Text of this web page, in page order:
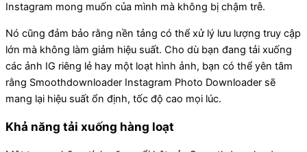
Instagram mong muốn của mình mà không bị chậm trễ.
Nó cũng đảm bảo rằng nền tảng có thể xử lý lưu lượng truy cập
lớn mà không làm giảm hiệu suất. Cho dù bạn đang tải xuống
các ảnh IG riêng lẻ hay một loạt hình ảnh, bạn có thể yên tâm
rằng Smoothdownloader Instagram Photo Downloader sẽ
mang lại hiệu suất ổn định, tốc độ cao mọi lúc.
Khả năng tải xuống hàng loạt